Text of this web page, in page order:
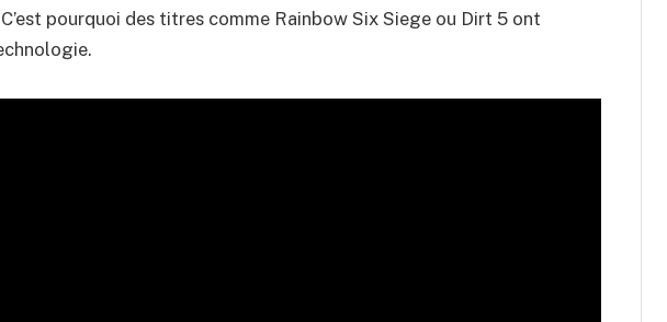
pourquoi des titres comme Rainbow Six Siege ou Dirt 5 ont